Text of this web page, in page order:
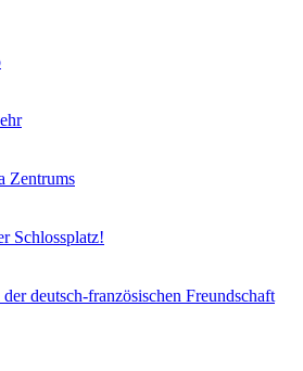
Zentrums
Schlossplatz!
deutsch-französischen Freundschaft